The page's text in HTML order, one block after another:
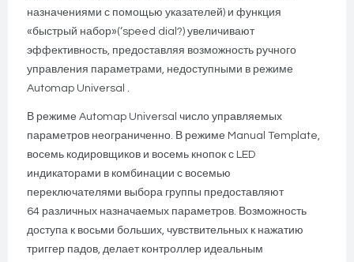
назначениями с помощью указателей) и функция
«быстрый набор»(‘speed dial?) увеличивают
эффективность, предоставляя возможность ручного
управления параметрами, недоступными в режиме
Automap Universal .
В режиме Automap Universal число управляемых
параметров неограниченно. В режиме Manual Template,
восемь кодировщиков и восемь кнопок с LED
индикаторами в комбинации с восемью
переключателями выбора группы предоставляют
64 различных назначаемых параметров. Возможность
доступа к восьми больших, чувствительных к нажатию
триггер падов, делает контроллер идеальным